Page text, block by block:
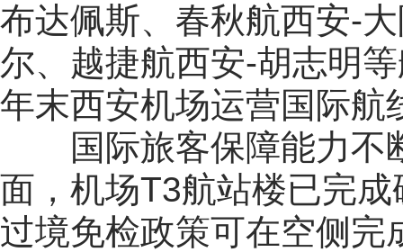
布达佩斯、春秋航西安-
尔、越捷航西安-胡志明
年末西安机场运营国际航
国际旅客保障能力不
面，机场T3航站楼已完
过境免检政策可在空侧完